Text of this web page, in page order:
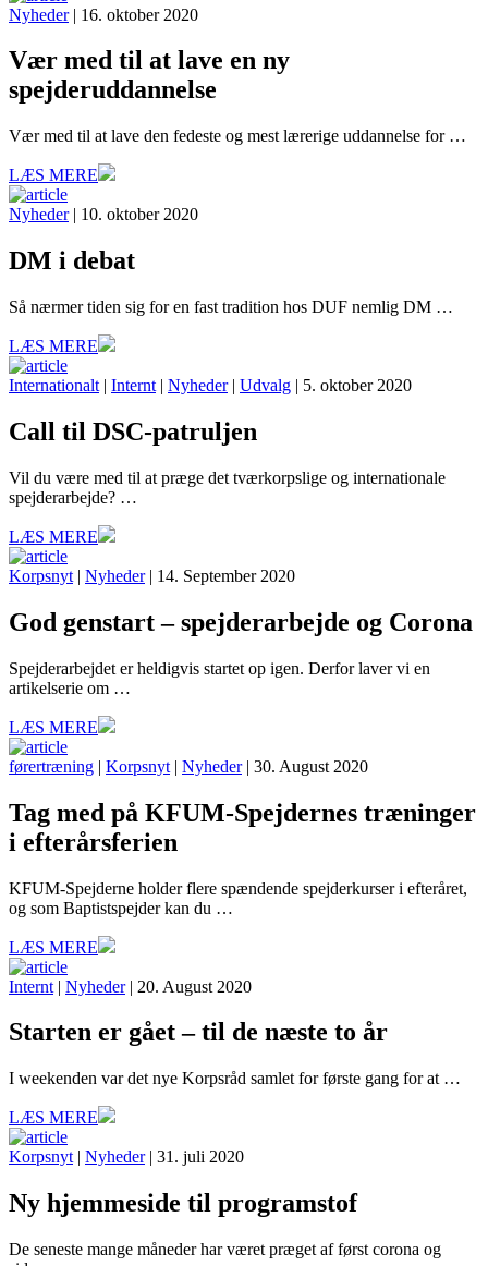
Nyheder| 16. oktober 2020
Vær med til at lave en ny
spejderuddannelse
Vær med til at lave den fedeste og mest lærerige uddannelse for …
LÆS MERE
Nyheder| 10. oktober 2020
DM i debat
Så nærmer tiden sig for en fast tradition hos DUF nemlig DM …
LÆS MERE
Internationalt | Internt | Nyheder| Udvalg | 5. oktober 2020
Call til DSC-patruljen
Vil du være med til at præge det tværkorpslige og internationale
spejderarbejde? …
LÆS MERE
Korpsnyt | Nyheder| 14. September 2020
God genstart – spejderarbejde og Corona
Spejderarbejdet er heldigvis startet op igen. Derfor laver vi en
artikelserie om …
LÆS MERE
førertræning | Korpsnyt | Nyheder| 30. August 2020
Tag med på KFUM-Spejdernes træninger
i efterårsferien
KFUM-Spejderne holder flere spændende spejderkurser i efteråret,
og som Baptistspejder kan du …
LÆS MERE
Internt | Nyheder| 20. August 2020
Starten er gået – til de næste to år
I weekenden var det nye Korpsråd samlet for første gang for at …
LÆS MERE
Korpsnyt | Nyheder| 31. juli 2020
Ny hjemmeside til programstof
De seneste mange måneder har været præget af først corona og